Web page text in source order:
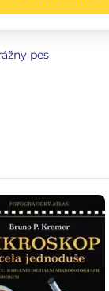
pes